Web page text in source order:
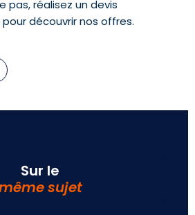
pas, réalisez un devis
découvrir nos offres.
Sur le
sujet